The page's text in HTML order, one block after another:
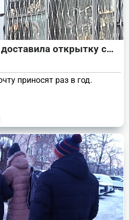
открытку с…
приносят раз в год.